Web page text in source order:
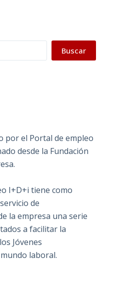
Buscar
por el Portal de empleo
desde la Fundación
I+D+i tiene como
de
la empresa una serie
a facilitar la
Jóvenes
laboral.